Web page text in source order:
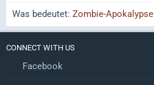
Was bedeutet: Zombie-Apokalypse
CONNECT WITH US
Facebook